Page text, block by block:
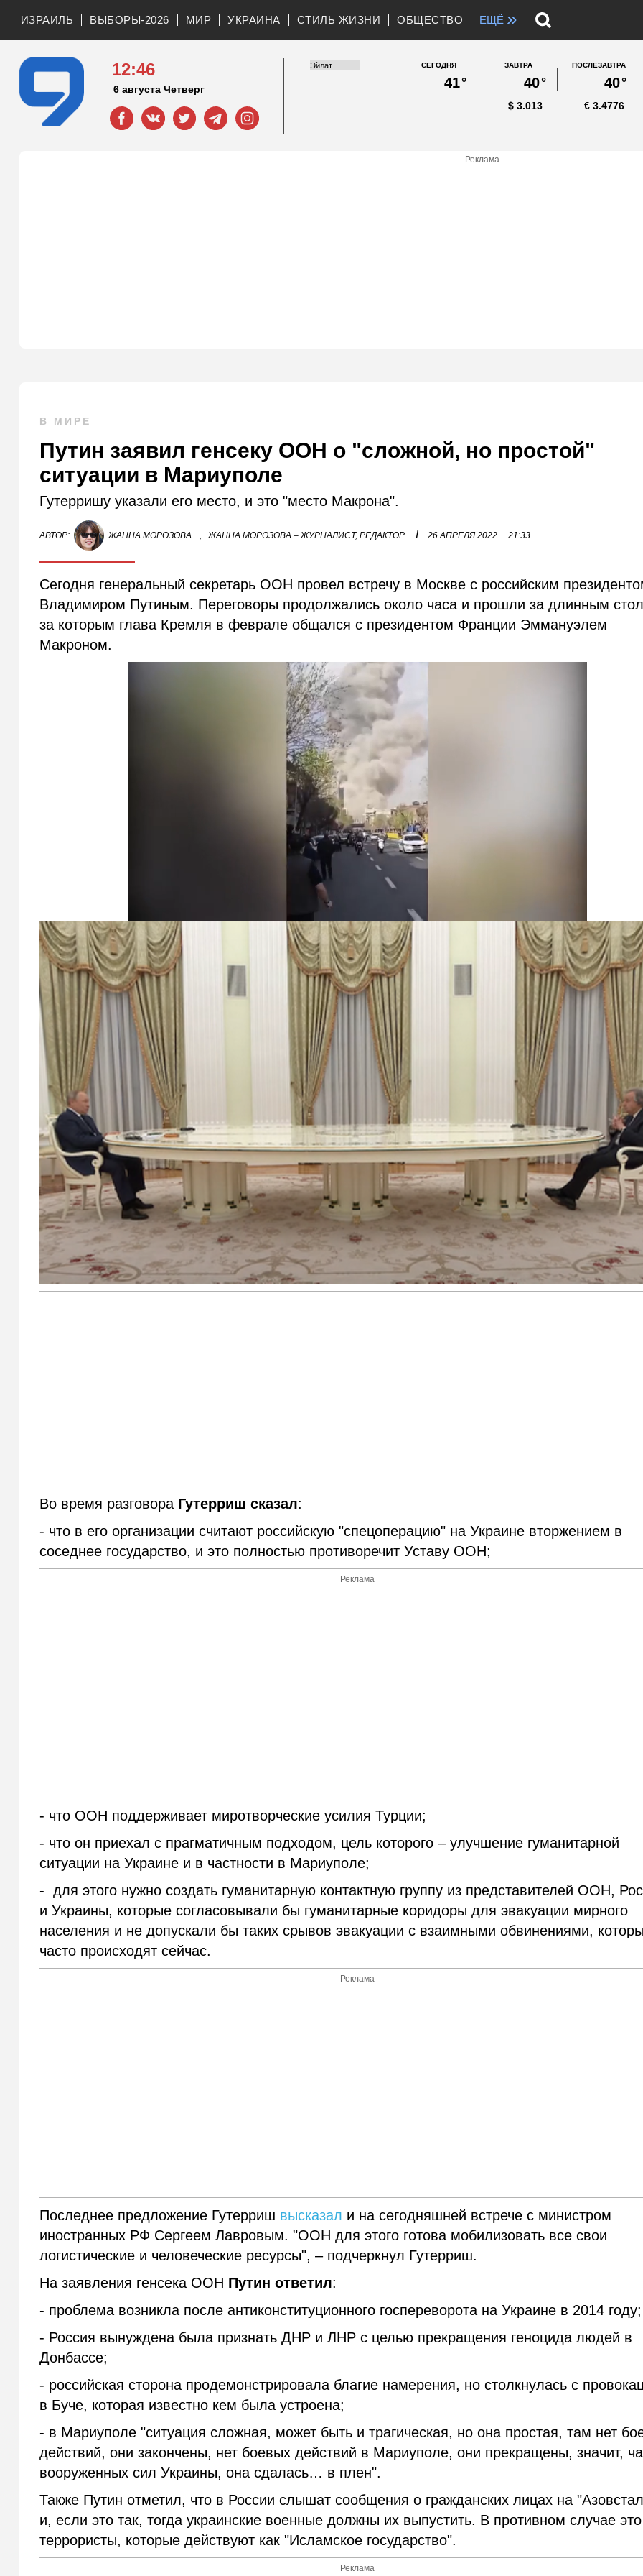
ИЗРАИЛЬ ВЫБОРЫ-2026 МИР УКРАИНА СТИЛЬ ЖИЗНИ ОБЩЕСТВО ЕЩЁ »
12:46
6 августа Четверг
СЕГОДНЯ
41°
ЗАВТРА
40°
ПОСЛЕЗАВТРА
40°
3.013
$ 3.4776
€
Реклама
В МИРЕ
Путин заявил генсеку ООН о "сложной, но простой"
ситуации в Мариуполе
Гутерришу указали его место, и это "место Макрона".
АВТОР: ЖАННА МОРОЗОВА ЖАННА МОРОЗОВА – ЖУРНАЛИСТ, РЕДАКТОР I 26 АПРЕЛЯ 2022 21:33
Сегодня генеральный секретарь ООН провел встречу в Москве с российским
Владимиром Путиным. Переговоры продолжались около часа и прошли за длинным
за которым глава Кремля в феврале общался с президентом Франции Эммануэлем
Макроном.
Во время разговора Гутерриш сказал:
- что в его организации считают российскую "спецоперацию" на Украине вторжением в
соседнее государство, и это полностью противоречит Уставу ООН;
Реклама
- что ООН поддерживает миротворческие усилия Турции;
- что он приехал с прагматичным подходом, цель которого – улучшение гуманитарной
ситуации на Украине и в частности в Мариуполе;
- для этого нужно создать гуманитарную контактную группу из представителей ООН,
и Украины, которые согласовывали бы гуманитарные коридоры для эвакуации мирного
населения и не допускали бы таких срывов эвакуации с взаимными обвинениями,
часто происходят сейчас.
Реклама
Последнее предложение Гутерриш высказал и на сегодняшней встрече с министром
иностранных РФ Сергеем Лавровым. "ООН для этого готова мобилизовать все свои
логистические и человеческие ресурсы", – подчеркнул Гутерриш.
На заявления генсека ООН Путин ответил:
- проблема возникла после антиконституционного госпереворота на Украине в 2014 году;
- Россия вынуждена была признать ДНР и ЛНР с целью прекращения геноцида людей в
Донбассе;
- российская сторона продемонстрировала благие намерения, но столкнулась с
в Буче, которая известно кем была устроена;
- в Мариуполе "ситуация сложная, может быть и трагическая, но она простая, там нет
действий, они закончены, нет боевых действий в Мариуполе, они прекращены, значит,
вооруженных сил Украины, она сдалась… в плен".
Также Путин отметил, что в России слышат сообщения о гражданских лицах на
и, если это так, тогда украинские военные должны их выпустить. В противном случае это
террористы, которые действуют как "Исламское государство".
Реклама